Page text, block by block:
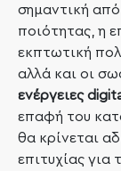
σημαντική
ποιότητας, η
εκπτωτική
αλλά και οι
ενέργειες
επαφή του
θα κρίνεται
επιτυχίας για